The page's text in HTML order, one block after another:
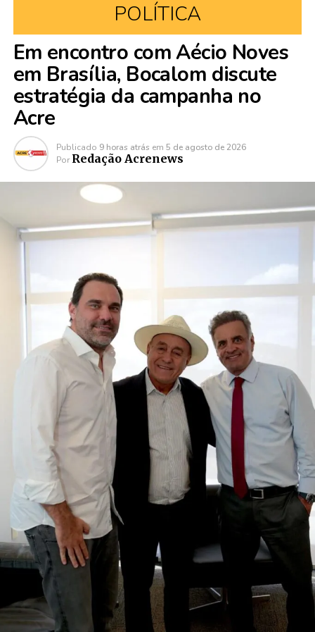
POLÍTICA
Em encontro com Aécio Noves
em Brasília, Bocalom discute
estratégia da campanha no
Acre
Publicado 9 horas atrás em 5 de agosto de 2026
Por Redação Acrenews